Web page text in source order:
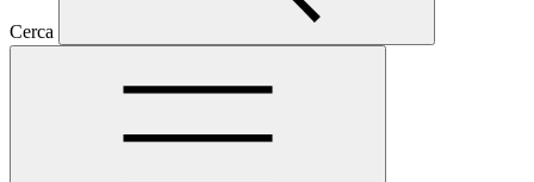
Cerca